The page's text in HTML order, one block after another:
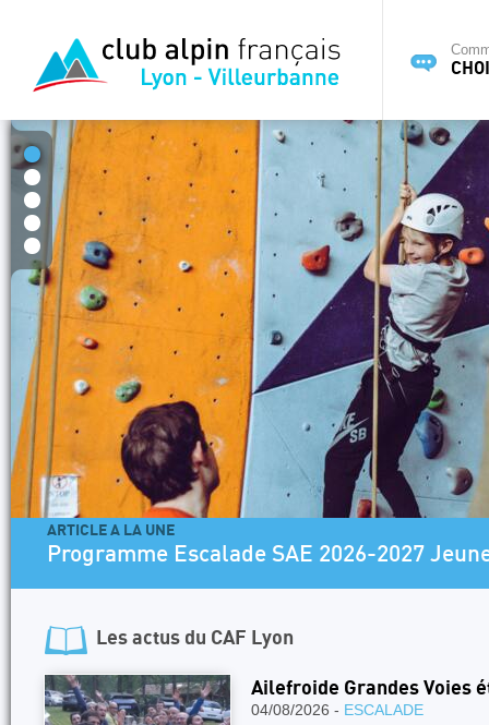
Escalade SAE 2026-2027 Jeunes
Les actus du CAF Lyon
Ailefroide Grandes Voies
04/08/2026 - ESCALADE